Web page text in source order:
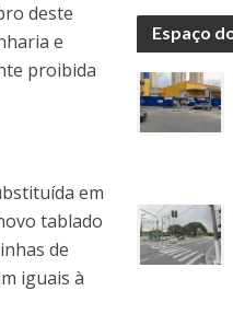
deste
e
proibida
em
tablado
de
iguais à
Espaço